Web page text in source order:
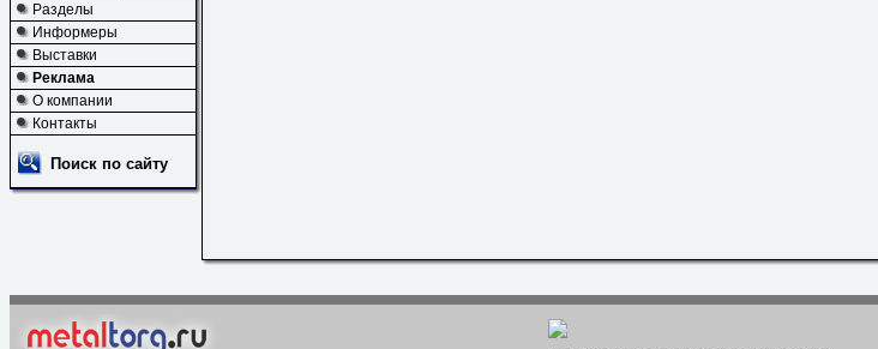
Разделы
Информеры
Выставки
Реклама
О компании
Контакты
Поиск по сайту